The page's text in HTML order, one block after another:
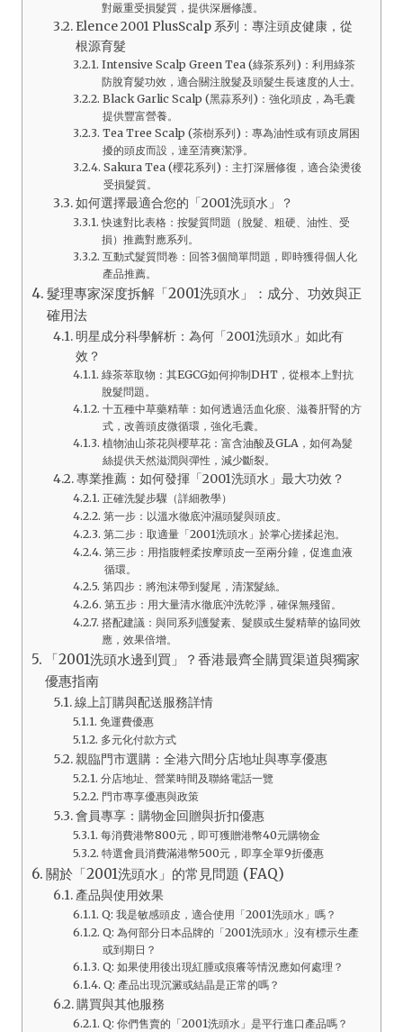
對嚴重受損髮質，提供深層修護。
Elence 2001 PlusScalp 系列：專注頭皮健康，從
根源育髮
Intensive Scalp Green Tea (綠茶系列)：利用綠茶
防脫育髮功效，適合關注脫髮及頭髮生長速度的人士。
Black Garlic Scalp (黑蒜系列)：強化頭皮，為毛囊
提供豐富營養。
Tea Tree Scalp (茶樹系列)：專為油性或有頭皮屑困
擾的頭皮而設，達至清爽潔淨。
Sakura Tea (櫻花系列)：主打深層修復，適合染燙後
受損髮質。
如何選擇最適合您的「2001洗頭水」？
快速對比表格：按髮質問題（脫髮、粗硬、油性、受
損）推薦對應系列。
互動式髮質問卷：回答3個簡單問題，即時獲得個人化
產品推薦。
髮理專家深度拆解「2001洗頭水」：成分、功效與正
確用法
明星成分科學解析：為何「2001洗頭水」如此有
效？
綠茶萃取物：其EGCG如何抑制DHT，從根本上對抗
脫髮問題。
十五種中草藥精華：如何透過活血化瘀、滋養肝腎的方
式，改善頭皮微循環，強化毛囊。
植物油山茶花與櫻草花：富含油酸及GLA，如何為髮
絲提供天然滋潤與彈性，減少斷裂。
專業推薦：如何發揮「2001洗頭水」最大功效？
正確洗髮步驟（詳細教學）
第一步：以溫水徹底沖濕頭髮與頭皮。
第二步：取適量「2001洗頭水」於掌心搓揉起泡。
第三步：用指腹輕柔按摩頭皮一至兩分鐘，促進血液
循環。
第四步：將泡沫帶到髮尾，清潔髮絲。
第五步：用大量清水徹底沖洗乾淨，確保無殘留。
搭配建議：與同系列護髮素、髮膜或生髮精華的協同效
應，效果倍增。
「2001洗頭水邊到買」？香港最齊全購買渠道與獨家
優惠指南
線上訂購與配送服務詳情
免運費優惠
多元化付款方式
親臨門市選購：全港六間分店地址與專享優惠
分店地址、營業時間及聯絡電話一覽
門市專享優惠與政策
會員專享：購物金回贈與折扣優惠
每消費港幣800元，即可獲贈港幣40元購物金
特選會員消費滿港幣500元，即享全單9折優惠
關於「2001洗頭水」的常見問題 (FAQ)
產品與使用效果
Q: 我是敏感頭皮，適合使用「2001洗頭水」嗎？
Q: 為何部分日本品牌的「2001洗頭水」沒有標示生產
或到期日？
Q: 如果使用後出現紅腫或痕癢等情況應如何處理？
Q: 產品出現沉澱或結晶是正常的嗎？
購買與其他服務
Q: 你們售賣的「2001洗頭水」是平行進口產品嗎？